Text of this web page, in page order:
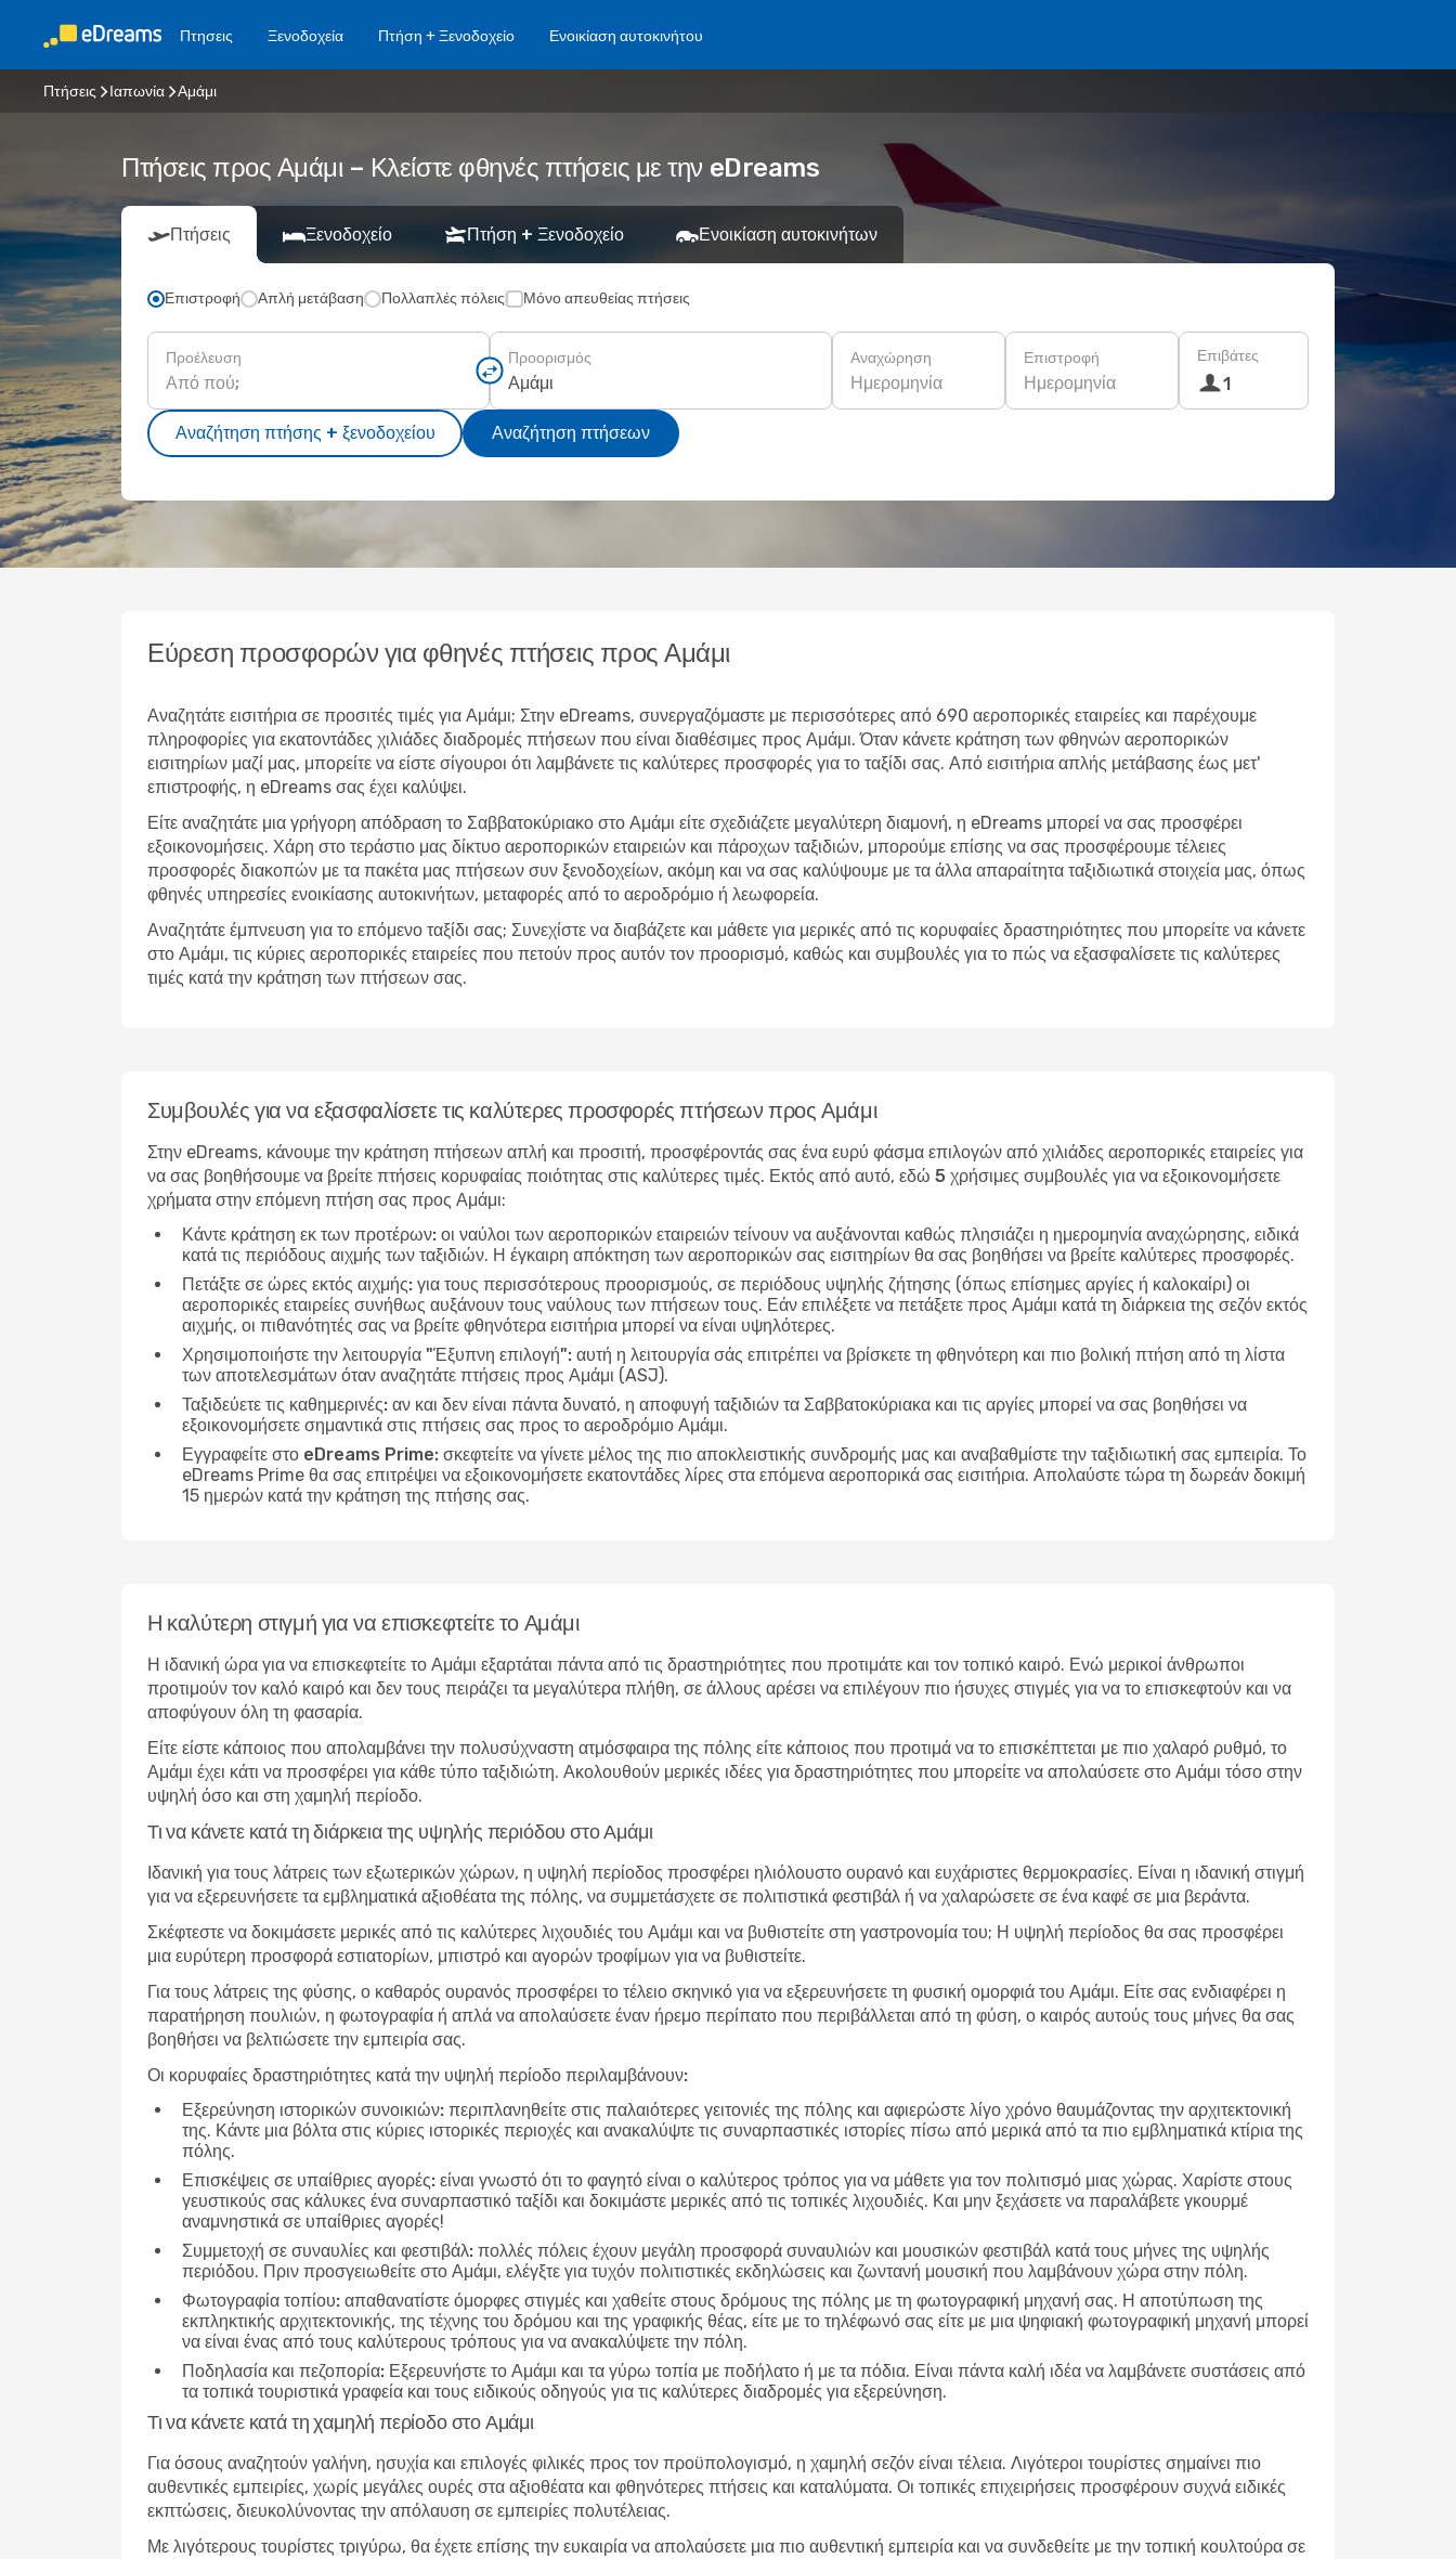
Πτησεις Ξενοδοχεία Πτήση + Ξενοδοχείο Ενοικίαση αυτοκινήτου
Πτήσεις Ιαπωνία Αμάμι
Πτήσεις προς Αμάμι – Κλείστε φθηνές πτήσεις με την eDreams
Πτήσεις Ξενοδοχείο Πτήση + Ξενοδοχείο Ενοικίαση αυτοκινήτων
Επιστροφή Απλή μετάβαση Πολλαπλές πόλεις Μόνο απευθείας πτήσεις
Προέλευση Προορισμός Αναχώρηση
Ημερομηνία
Επιστροφή
Ημερομηνία
Επιβάτες
1
Αναζήτηση πτήσης + ξενοδοχείου Αναζήτηση πτήσεων
Εύρεση προσφορών για φθηνές πτήσεις προς Αμάμι
Αναζητάτε εισιτήρια σε προσιτές τιμές για Αμάμι; Στην eDreams, συνεργαζόμαστε με περισσότερες από 690 αεροπορικές εταιρείες και παρέχουμε
πληροφορίες για εκατοντάδες χιλιάδες διαδρομές πτήσεων που είναι διαθέσιμες προς Αμάμι. Όταν κάνετε κράτηση των φθηνών αεροπορικών
εισιτηρίων μαζί μας, μπορείτε να είστε σίγουροι ότι λαμβάνετε τις καλύτερες προσφορές για το ταξίδι σας. Από εισιτήρια απλής μετάβασης έως μετ'
επιστροφής, η eDreams σας έχει καλύψει.
Είτε αναζητάτε μια γρήγορη απόδραση το Σαββατοκύριακο στο Αμάμι είτε σχεδιάζετε μεγαλύτερη διαμονή, η eDreams μπορεί να σας προσφέρει
εξοικονομήσεις. Χάρη στο τεράστιο μας δίκτυο αεροπορικών εταιρειών και πάροχων ταξιδιών, μπορούμε επίσης να σας προσφέρουμε τέλειες
προσφορές διακοπών με τα πακέτα μας πτήσεων συν ξενοδοχείων, ακόμη και να σας καλύψουμε με τα άλλα απαραίτητα ταξιδιωτικά στοιχεία μας, όπως
φθηνές υπηρεσίες ενοικίασης αυτοκινήτων, μεταφορές από το αεροδρόμιο ή λεωφορεία.
Αναζητάτε έμπνευση για το επόμενο ταξίδι σας; Συνεχίστε να διαβάζετε και μάθετε για μερικές από τις κορυφαίες δραστηριότητες που μπορείτε να κάνετε
στο Αμάμι, τις κύριες αεροπορικές εταιρείες που πετούν προς αυτόν τον προορισμό, καθώς και συμβουλές για το πώς να εξασφαλίσετε τις καλύτερες
τιμές κατά την κράτηση των πτήσεων σας.
Συμβουλές για να εξασφαλίσετε τις καλύτερες προσφορές πτήσεων προς Αμάμι
Στην eDreams, κάνουμε την κράτηση πτήσεων απλή και προσιτή, προσφέροντάς σας ένα ευρύ φάσμα επιλογών από χιλιάδες αεροπορικές εταιρείες για
να σας βοηθήσουμε να βρείτε πτήσεις κορυφαίας ποιότητας στις καλύτερες τιμές. Εκτός από αυτό, εδώ 5 χρήσιμες συμβουλές για να εξοικονομήσετε
χρήματα στην επόμενη πτήση σας προς Αμάμι:
Κάντε κράτηση εκ των προτέρων: οι ναύλοι των αεροπορικών εταιρειών τείνουν να αυξάνονται καθώς πλησιάζει η ημερομηνία αναχώρησης, ειδικά
κατά τις περιόδους αιχμής των ταξιδιών. Η έγκαιρη απόκτηση των αεροπορικών σας εισιτηρίων θα σας βοηθήσει να βρείτε καλύτερες προσφορές.
Πετάξτε σε ώρες εκτός αιχμής: για τους περισσότερους προορισμούς, σε περιόδους υψηλής ζήτησης (όπως επίσημες αργίες ή καλοκαίρι) οι
αεροπορικές εταιρείες συνήθως αυξάνουν τους ναύλους των πτήσεων τους. Εάν επιλέξετε να πετάξετε προς Αμάμι κατά τη διάρκεια της σεζόν εκτός
αιχμής, οι πιθανότητές σας να βρείτε φθηνότερα εισιτήρια μπορεί να είναι υψηλότερες.
Χρησιμοποιήστε την λειτουργία "Έξυπνη επιλογή": αυτή η λειτουργία σάς επιτρέπει να βρίσκετε τη φθηνότερη και πιο βολική πτήση από τη λίστα
των αποτελεσμάτων όταν αναζητάτε πτήσεις προς Αμάμι (ASJ).
Ταξιδεύετε τις καθημερινές: αν και δεν είναι πάντα δυνατό, η αποφυγή ταξιδιών τα Σαββατοκύριακα και τις αργίες μπορεί να σας βοηθήσει να
εξοικονομήσετε σημαντικά στις πτήσεις σας προς το αεροδρόμιο Αμάμι.
Εγγραφείτε στο eDreams Prime: σκεφτείτε να γίνετε μέλος της πιο αποκλειστικής συνδρομής μας και αναβαθμίστε την ταξιδιωτική σας εμπειρία. Το
eDreams Prime θα σας επιτρέψει να εξοικονομήσετε εκατοντάδες λίρες στα επόμενα αεροπορικά σας εισιτήρια. Απολαύστε τώρα τη δωρεάν δοκιμή
15 ημερών κατά την κράτηση της πτήσης σας.
Η καλύτερη στιγμή για να επισκεφτείτε το Αμάμι
Η ιδανική ώρα για να επισκεφτείτε το Αμάμι εξαρτάται πάντα από τις δραστηριότητες που προτιμάτε και τον τοπικό καιρό. Ενώ μερικοί άνθρωποι
προτιμούν τον καλό καιρό και δεν τους πειράζει τα μεγαλύτερα πλήθη, σε άλλους αρέσει να επιλέγουν πιο ήσυχες στιγμές για να το επισκεφτούν και να
αποφύγουν όλη τη φασαρία.
Είτε είστε κάποιος που απολαμβάνει την πολυσύχναστη ατμόσφαιρα της πόλης είτε κάποιος που προτιμά να το επισκέπτεται με πιο χαλαρό ρυθμό, το
Αμάμι έχει κάτι να προσφέρει για κάθε τύπο ταξιδιώτη. Ακολουθούν μερικές ιδέες για δραστηριότητες που μπορείτε να απολαύσετε στο Αμάμι τόσο στην
υψηλή όσο και στη χαμηλή περίοδο.
Τι να κάνετε κατά τη διάρκεια της υψηλής περιόδου στο Αμάμι
Ιδανική για τους λάτρεις των εξωτερικών χώρων, η υψηλή περίοδος προσφέρει ηλιόλουστο ουρανό και ευχάριστες θερμοκρασίες. Είναι η ιδανική στιγμή
για να εξερευνήσετε τα εμβληματικά αξιοθέατα της πόλης, να συμμετάσχετε σε πολιτιστικά φεστιβάλ ή να χαλαρώσετε σε ένα καφέ σε μια βεράντα.
Σκέφτεστε να δοκιμάσετε μερικές από τις καλύτερες λιχουδιές του Αμάμι και να βυθιστείτε στη γαστρονομία του; Η υψηλή περίοδος θα σας προσφέρει
μια ευρύτερη προσφορά εστιατορίων, μπιστρό και αγορών τροφίμων για να βυθιστείτε.
Για τους λάτρεις της φύσης, ο καθαρός ουρανός προσφέρει το τέλειο σκηνικό για να εξερευνήσετε τη φυσική ομορφιά του Αμάμι. Είτε σας ενδιαφέρει η
παρατήρηση πουλιών, η φωτογραφία ή απλά να απολαύσετε έναν ήρεμο περίπατο που περιβάλλεται από τη φύση, ο καιρός αυτούς τους μήνες θα σας
βοηθήσει να βελτιώσετε την εμπειρία σας.
Οι κορυφαίες δραστηριότητες κατά την υψηλή περίοδο περιλαμβάνουν:
Εξερεύνηση ιστορικών συνοικιών: περιπλανηθείτε στις παλαιότερες γειτονιές της πόλης και αφιερώστε λίγο χρόνο θαυμάζοντας την αρχιτεκτονική
της. Κάντε μια βόλτα στις κύριες ιστορικές περιοχές και ανακαλύψτε τις συναρπαστικές ιστορίες πίσω από μερικά από τα πιο εμβληματικά κτίρια της
πόλης.
Επισκέψεις σε υπαίθριες αγορές: είναι γνωστό ότι το φαγητό είναι ο καλύτερος τρόπος για να μάθετε για τον πολιτισμό μιας χώρας. Χαρίστε στους
γευστικούς σας κάλυκες ένα συναρπαστικό ταξίδι και δοκιμάστε μερικές από τις τοπικές λιχουδιές. Και μην ξεχάσετε να παραλάβετε γκουρμέ
αναμνηστικά σε υπαίθριες αγορές!
Συμμετοχή σε συναυλίες και φεστιβάλ: πολλές πόλεις έχουν μεγάλη προσφορά συναυλιών και μουσικών φεστιβάλ κατά τους μήνες της υψηλής
περιόδου. Πριν προσγειωθείτε στο Αμάμι, ελέγξτε για τυχόν πολιτιστικές εκδηλώσεις και ζωντανή μουσική που λαμβάνουν χώρα στην πόλη.
Φωτογραφία τοπίου: απαθανατίστε όμορφες στιγμές και χαθείτε στους δρόμους της πόλης με τη φωτογραφική μηχανή σας. Η αποτύπωση της
εκπληκτικής αρχιτεκτονικής, της τέχνης του δρόμου και της γραφικής θέας, είτε με το τηλέφωνό σας είτε με μια ψηφιακή φωτογραφική μηχανή μπορεί
να είναι ένας από τους καλύτερους τρόπους για να ανακαλύψετε την πόλη.
Ποδηλασία και πεζοπορία: Εξερευνήστε το Αμάμι και τα γύρω τοπία με ποδήλατο ή με τα πόδια. Είναι πάντα καλή ιδέα να λαμβάνετε συστάσεις από
τα τοπικά τουριστικά γραφεία και τους ειδικούς οδηγούς για τις καλύτερες διαδρομές για εξερεύνηση.
Τι να κάνετε κατά τη χαμηλή περίοδο στο Αμάμι
Για όσους αναζητούν γαλήνη, ησυχία και επιλογές φιλικές προς τον προϋπολογισμό, η χαμηλή σεζόν είναι τέλεια. Λιγότεροι τουρίστες σημαίνει πιο
αυθεντικές εμπειρίες, χωρίς μεγάλες ουρές στα αξιοθέατα και φθηνότερες πτήσεις και καταλύματα. Οι τοπικές επιχειρήσεις προσφέρουν συχνά ειδικές
εκπτώσεις, διευκολύνοντας την απόλαυση σε εμπειρίες πολυτέλειας.
Με λιγότερους τουρίστες τριγύρω, θα έχετε επίσης την ευκαιρία να απολαύσετε μια πιο αυθεντική εμπειρία και να συνδεθείτε με την τοπική κουλτούρα σε